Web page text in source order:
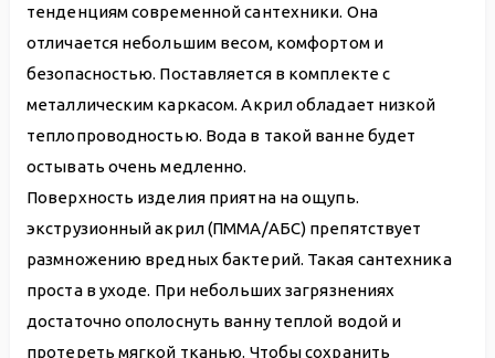
тенденциям современной сантехники. Она
отличается небольшим весом, комфортом и
безопасностью. Поставляется в комплекте с
металлическим каркасом. Акрил обладает низкой
теплопроводностью. Вода в такой ванне будет
остывать очень медленно.
Поверхность изделия приятна на ощупь.
экструзионный акрил (ПММА/АБС) препятствует
размножению вредных бактерий. Такая сантехника
проста в уходе. При небольших загрязнениях
достаточно ополоснуть ванну теплой водой и
протереть мягкой тканью. Чтобы сохранить